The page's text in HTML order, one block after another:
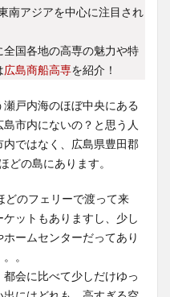
南アジアを中心に注目され
全国各地の高専の魅力や特
広島商船高専を紹介！
戸内海のほぼ中央にある
市内にないの？と思う人
ではなく、広島県豊田郡
どの島にあります。
のフェリーで渡って来
ットもありますし、少し
ームセンターだってあり
。
会に比べて少しだけゆっ